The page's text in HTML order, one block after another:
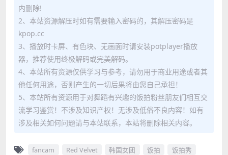
内删除!
2、本站资源解压时如有需要输入密码的，其解压密码是
kpop.cc
3、播放时卡屏、有色块、无画面时请安装potplayer播放
器，推荐使用终极解码或完美解码。
4、本站所有资源仅供学习与参考，请勿用于商业用途或者其
他任何用途，否则产生的一切后果将由您自己承担！
5、本站所有资源用于对舞蹈有兴趣的饭拍粉丝朋友们相互交
流学习鉴赏！不涉及知识产权！无涉及低俗不良内容！如有
涉及相关如何问题请与本站联系，本站将删除相关内容。
fancam Red Velvet 韩国女团 饭拍 饭拍秀